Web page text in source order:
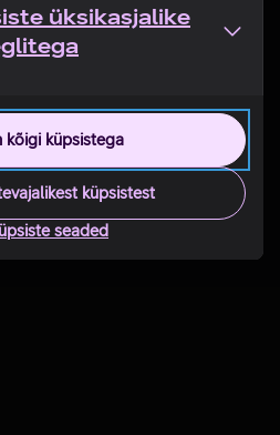
üksikasjalike
kõigi küpsistega
küpsistest
seaded